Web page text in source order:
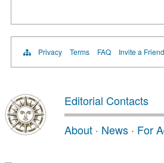
Privacy Terms FAQ Invite a Friend
Editorial Contacts
About · News · For